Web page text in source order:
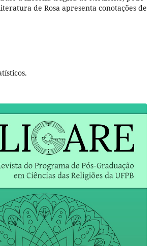
de Rosa apresenta conotações de